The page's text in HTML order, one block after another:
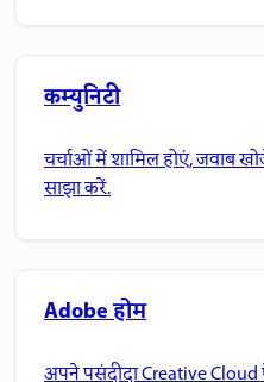
कम्युनिटी
चर्चाओं में शामिल होएं, जवाब
साझा करें.
Adobe होम
अपने पसंदीदा Creative